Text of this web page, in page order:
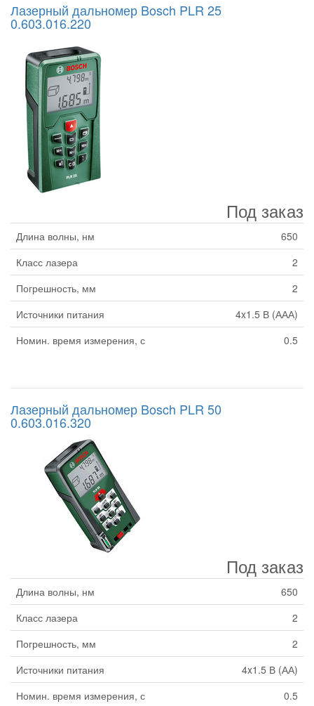
Лазерный дальномер Bosch PLR 25
0.603.016.220
Под заказ
Длина волны, нм
650
Класс лазера
2
Погрешность, мм
2
Источники питания
4x1.5 В (ААА)
Номин. время измерения, с
0.5
Лазерный дальномер Bosch PLR 50
0.603.016.320
Под заказ
Длина волны, нм
650
Класс лазера
2
Погрешность, мм
2
Источники питания
4x1.5 В (АА)
Номин. время измерения, с
0.5